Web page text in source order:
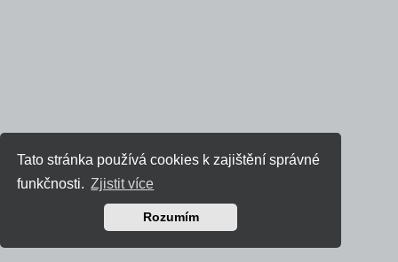
Tato stránka používá cookies k zajištění správné
funkčnosti. Zjistit více
Rozumím